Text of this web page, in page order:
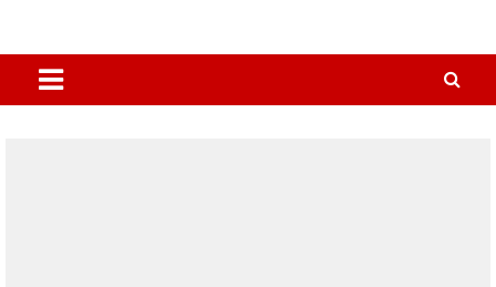
Padmaprobaha
Online Newspaper Portal